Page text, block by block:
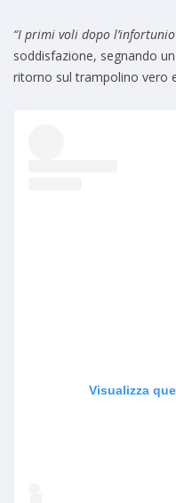
“I primi voli dopo
soddisfazione, segnando
ritorno sul trampolino vero
Visualizza